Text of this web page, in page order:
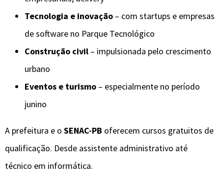
Tecnologia e inovação – com startups e empresas
de software no Parque Tecnológico
Construção civil – impulsionada pelo crescimento
urbano
Eventos e turismo – especialmente no período
junino
A prefeitura e o SENAC-PB oferecem cursos gratuitos de
qualificação. Desde assistente administrativo até
técnico em informática.